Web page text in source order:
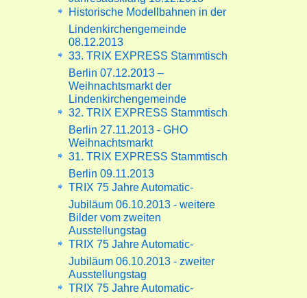
Historische Modellbahnen in der
Lindenkirchengemeinde
08.12.2013
33. TRIX EXPRESS Stammtisch
Berlin 07.12.2013 –
Weihnachtsmarkt der
Lindenkirchengemeinde
32. TRIX EXPRESS Stammtisch
Berlin 27.11.2013 - GHO
Weihnachtsmarkt
31. TRIX EXPRESS Stammtisch
Berlin 09.11.2013
TRIX 75 Jahre Automatic-
Jubiläum 06.10.2013 - weitere
Bilder vom zweiten
Ausstellungstag
TRIX 75 Jahre Automatic-
Jubiläum 06.10.2013 - zweiter
Ausstellungstag
TRIX 75 Jahre Automatic-